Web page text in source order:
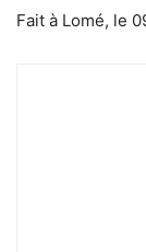
Fait à Lomé, le